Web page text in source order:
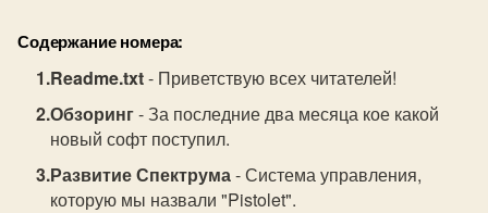
Содержание номера:
Readme.txt- Приветствую всех читателей!
Обзоринг- За последние два месяца кое какой
новый софт поступил.
Развитие Спектрума- Система управления,
которую мы назвали "Pistolet".